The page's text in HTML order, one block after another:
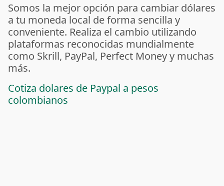
Somos la mejor opción para cambiar dólares
a tu moneda local de forma sencilla y
conveniente. Realiza el cambio utilizando
plataformas reconocidas mundialmente
como Skrill, PayPal, Perfect Money y muchas
más.
Cotiza dolares de Paypal a pesos
colombianos